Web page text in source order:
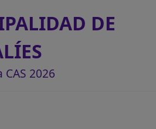
DE
2026